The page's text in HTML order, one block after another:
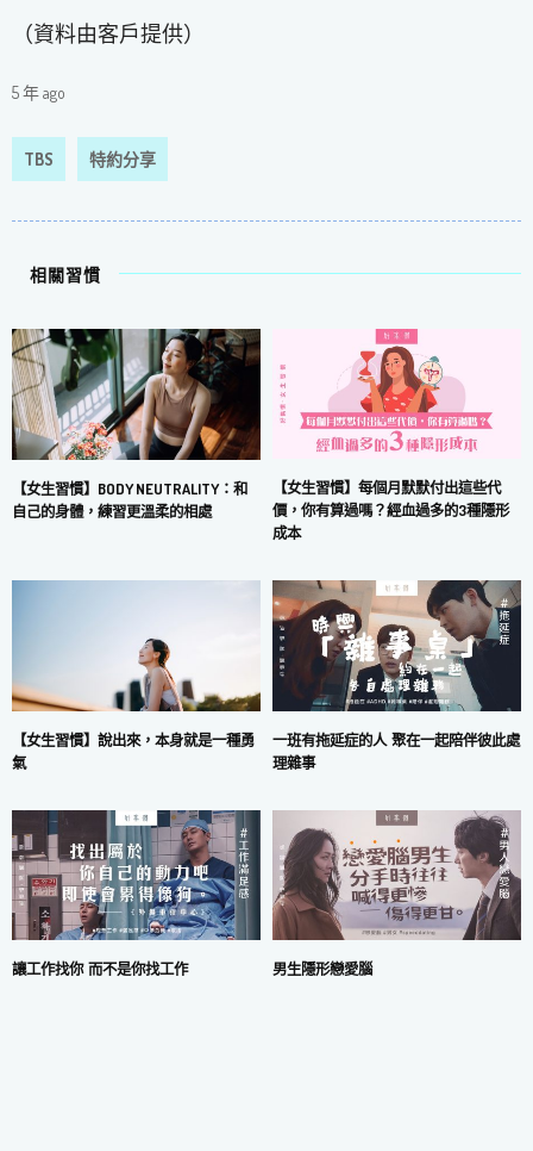
（資料由客戶提供）
5 年 ago
TBS 特約分享
相關習慣
【女生習慣】BODY NEUTRALITY：和
自己的身體，練習更溫柔的相處
【女生習慣】每個月默默付出這些代
價，你有算過嗎？經血過多的3種隱形
成本
【女生習慣】說出來，本身就是一種勇
氣
一班有拖延症的人 聚在一起陪伴彼此處
理雜事
讓工作找你 而不是你找工作 男生隱形戀愛腦